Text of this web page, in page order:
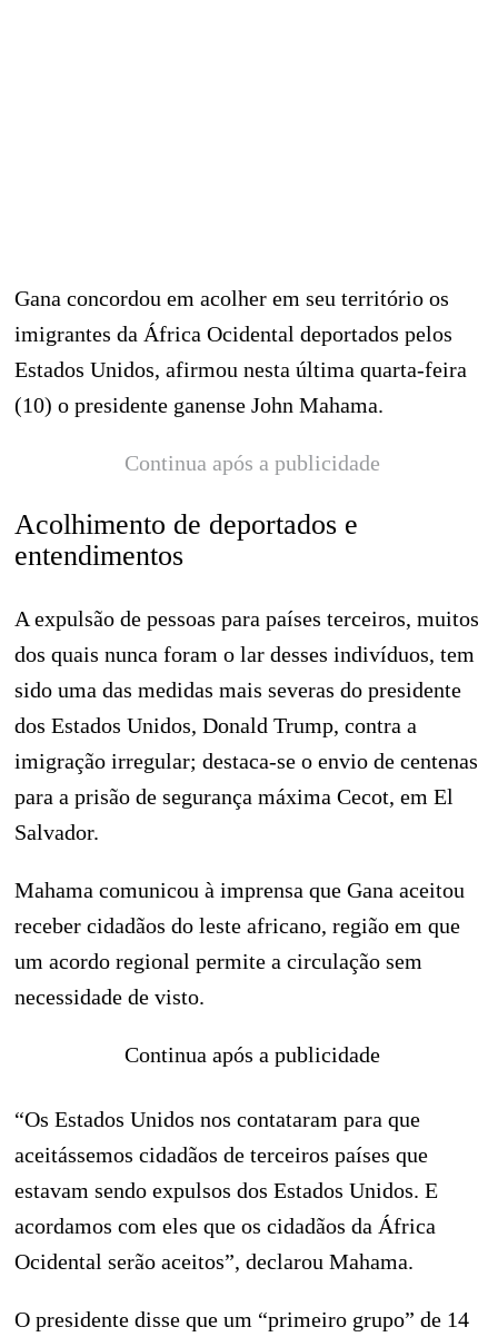
Gana concordou em acolher em seu território os
imigrantes da África Ocidental deportados pelos
Estados Unidos, afirmou nesta última quarta-feira
(10) o presidente ganense John Mahama.
Continua após a publicidade
Acolhimento de deportados e
entendimentos
A expulsão de pessoas para países terceiros, muitos
dos quais nunca foram o lar desses indivíduos, tem
sido uma das medidas mais severas do presidente
dos Estados Unidos, Donald Trump, contra a
imigração irregular; destaca-se o envio de centenas
para a prisão de segurança máxima Cecot, em El
Salvador.
Mahama comunicou à imprensa que Gana aceitou
receber cidadãos do leste africano, região em que
um acordo regional permite a circulação sem
necessidade de visto.
Continua após a publicidade
“Os Estados Unidos nos contataram para que
aceitássemos cidadãos de terceiros países que
estavam sendo expulsos dos Estados Unidos. E
acordamos com eles que os cidadãos da África
Ocidental serão aceitos”, declarou Mahama.
O presidente disse que um “primeiro grupo” de 14